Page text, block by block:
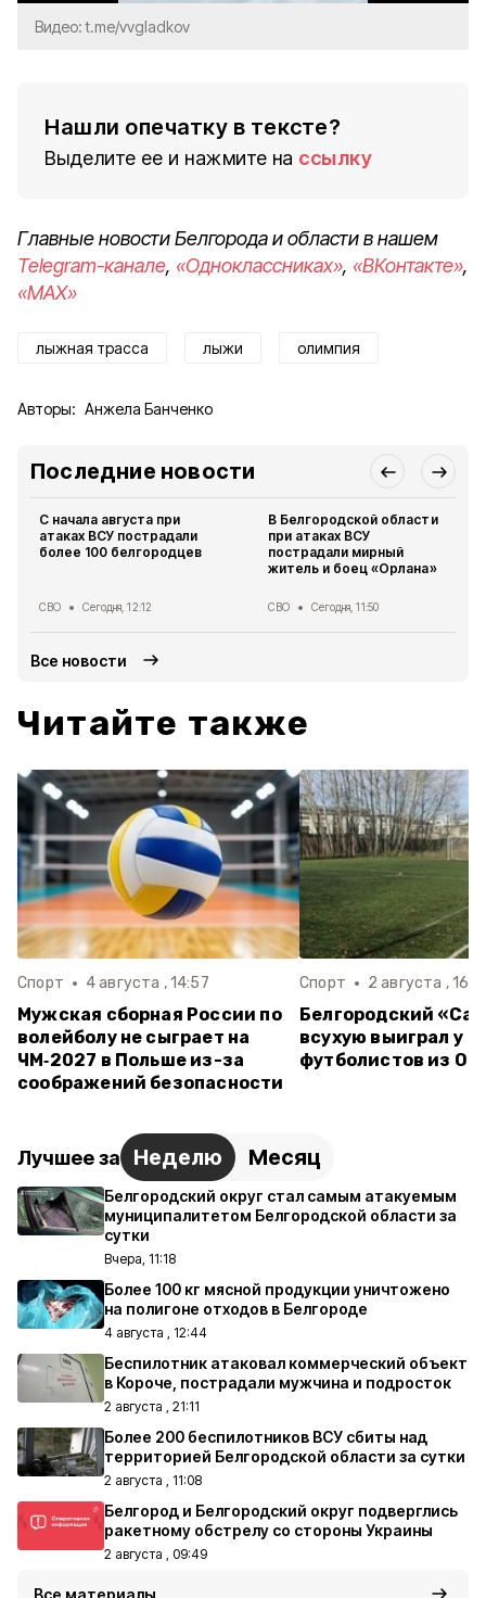
Видео: t.me/vvgladkov
Нашли опечатку в тексте?
Выделите ее и нажмите на ссылку
Главные новости Белгорода и области в нашем
Telegram-канале, «Одноклассниках», «ВКонтакте»,
«MAX»
лыжная трасса лыжи олимпия
Авторы: Анжела Банченко
Последние новости
С начала августа при
атаках ВСУ пострадали
более 100 белгородцев
СВО Сегодня, 12:12
В Белгородской области
при атаках ВСУ
пострадали мирный
житель и боец «Орлана»
СВО Сегодня, 11:50
Все новости
Читайте также
Спорт 4 августа , 14:57
Мужская сборная России по
волейболу не сыграет на
ЧМ‑2027 в Польше из-за
соображений безопасности
Спорт 2 августа ,
Белгородский
всухую выиграл у
футболистов из
Лучшее за Неделю Месяц
Белгородский округ стал самым атакуемым
муниципалитетом Белгородской области за
сутки
Вчера, 11:18
Более 100 кг мясной продукции уничтожено
на полигоне отходов в Белгороде
4 августа , 12:44
Беспилотник атаковал коммерческий объект
в Короче, пострадали мужчина и подросток
2 августа , 21:11
Более 200 беспилотников ВСУ сбиты над
территорией Белгородской области за сутки
2 августа , 11:08
Белгород и Белгородский округ подверглись
ракетному обстрелу со стороны Украины
2 августа , 09:49
Все материалы